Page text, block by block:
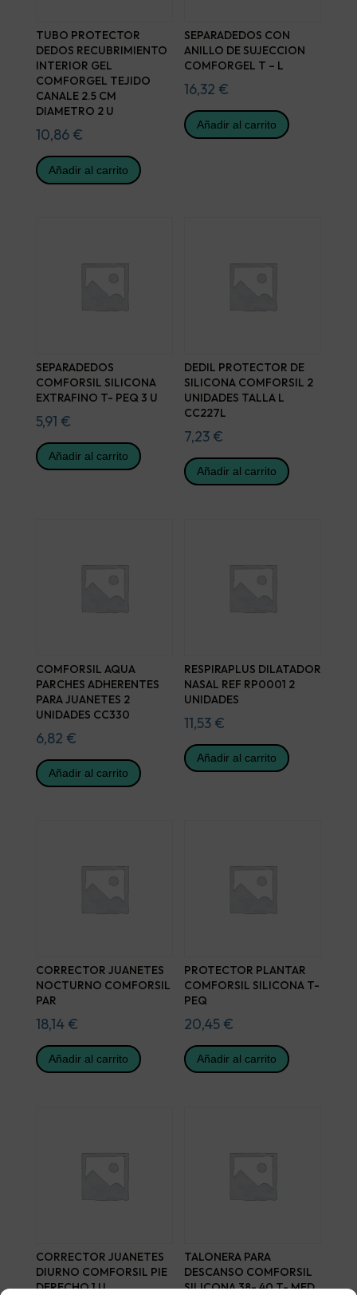
TUBO PROTECTOR
DEDOS RECUBRIMIENTO
INTERIOR GEL
COMFORGEL TEJIDO
CANALE 2.5 CM
DIAMETRO 2 U
10,86 €
Añadir al carrito
SEPARADEDOS CON
ANILLO DE SUJECCION
COMFORGEL T – L
16,32 €
Añadir al carrito
SEPARADEDOS
COMFORSIL SILICONA
EXTRAFINO T- PEQ 3 U
5,91 €
Añadir al carrito
DEDIL PROTECTOR DE
SILICONA COMFORSIL 2
UNIDADES TALLA L
CC227L
7,23 €
Añadir al carrito
COMFORSIL AQUA
PARCHES ADHERENTES
PARA JUANETES 2
UNIDADES CC330
6,82 €
Añadir al carrito
RESPIRAPLUS DILATADOR
NASAL REF RP0001 2
UNIDADES
11,53 €
Añadir al carrito
CORRECTOR JUANETES
NOCTURNO COMFORSIL
PAR
18,14 €
Añadir al carrito
PROTECTOR PLANTAR
COMFORSIL SILICONA T-
PEQ
20,45 €
Añadir al carrito
CORRECTOR JUANETES
DIURNO COMFORSIL PIE
DERECHO 1 U
TALONERA PARA
DESCANSO COMFORSIL
SILICONA 38- 40 T- MED